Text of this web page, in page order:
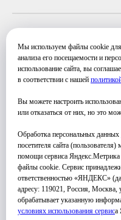
Мы используем файлы cookie
анализа его посещаемости и
использование сайта, вы
в соответствии с нашей
Вы можете настроить
или отказаться от них, но это
Обработка персональных данных
посетителя сайта
помощи сервиса Яндекс.Метрика
файлы cookie. Сервис
ответственностью «ЯНДЕКС»
адресу: 119021, Россия, Москва,
обрабатывает указанную
условиях использования сервиса
СУББОТА
12:00-13:00